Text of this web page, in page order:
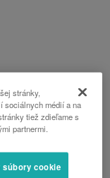
stránky,
sociálnych médií a na
tiež zdieľame s
partnermi.
cookie